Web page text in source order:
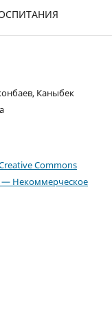
Каныбек
Commons
— Некоммерческое